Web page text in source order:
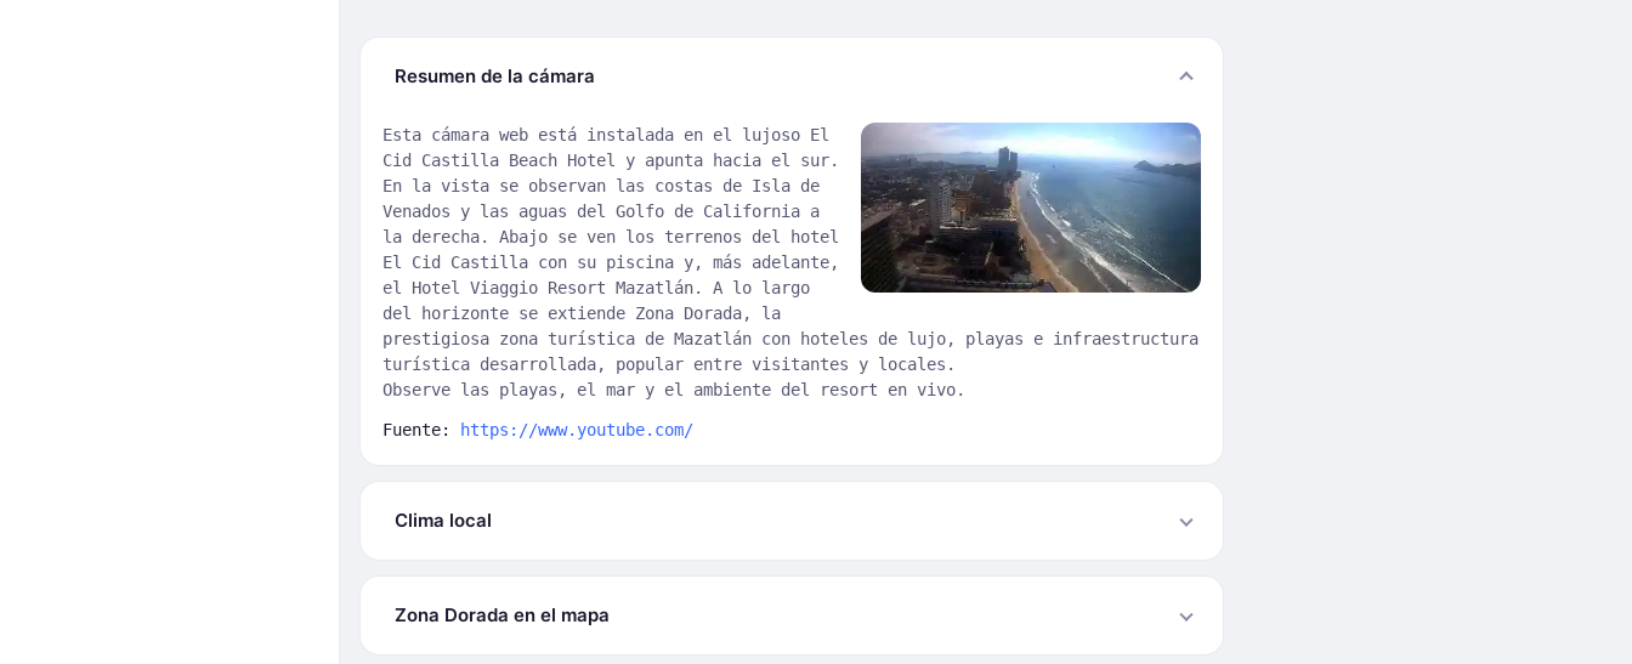
Resumen de la cámara
Esta cámara web está instalada en el lujoso El
Cid Castilla Beach Hotel y apunta hacia el sur.
En la vista se observan las costas de Isla de
Venados y las aguas del Golfo de California a
la derecha. Abajo se ven los terrenos del hotel
El Cid Castilla con su piscina y, más adelante,
el Hotel Viaggio Resort Mazatlán. A lo largo
del horizonte se extiende Zona Dorada, la
prestigiosa zona turística de Mazatlán con hoteles de lujo, playas e infraestructura
turística desarrollada, popular entre visitantes y locales.
Observe las playas, el mar y el ambiente del resort en vivo.
Fuente: https://www.youtube.com/
Clima local
Zona Dorada en el mapa